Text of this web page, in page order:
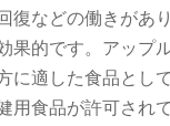
復などの働きがあ
果的です。アップ
に適した食品とし
用食品が許可され